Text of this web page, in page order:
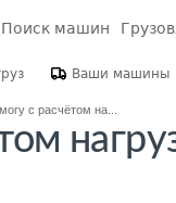
Поиск машин
Ваши машины
с расчётом на...